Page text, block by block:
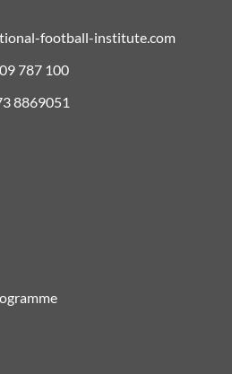
football-institute.com
787 100
8869051